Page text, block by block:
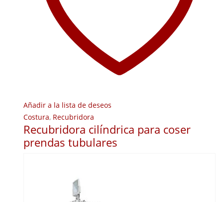
Añadir a la lista de deseos
Costura, Recubridora
Recubridora cilíndrica para coser
prendas tubulares